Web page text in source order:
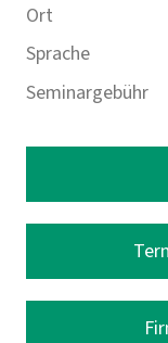
Ort
Sprache
Seminargebühr